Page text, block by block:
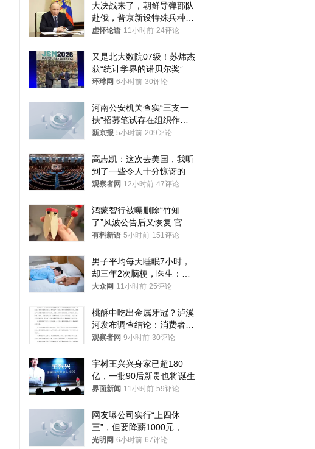
大决战来了，朝鲜导弹部队
赴俄，普京新设特殊兵种，
76岁老将扛旗
虚怀论语 11小时前 24评论
又是北大数院07级！苏炜杰
获“统计学界的诺贝尔奖”
环球网 6小时前 30评论
河南公安机关查实“三支一
扶”招募笔试存在组织作弊
犯罪行为
新京报 5小时前 209评论
高志凯：这次去美国，我听
到了一些令人十分惊讶的消
息
观察者网 12小时前 47评论
鸿蒙智行被曝删除“竹知
了”风波公告后又恢复 官媒
曾力挺：劝华为要大度的，
有料新语 5小时前 151评论
男子平均每天睡眠7小时，
却三年2次脑梗，医生：这
样睡觉更伤身
大众网 11小时前 25评论
桃酥中吃出金属牙冠？泸溪
河发布调查结论：消费者已
澄清，所发视频情况不属实
观察者网 9小时前 30评论
宇树王兴兴身家已超180
亿，一批90后新贵也将诞生
界面新闻 11小时前 59评论
网友曝公司实行“上四休
三”，但要降薪1000元，不
接受只能辞职
光明网 6小时前 67评论